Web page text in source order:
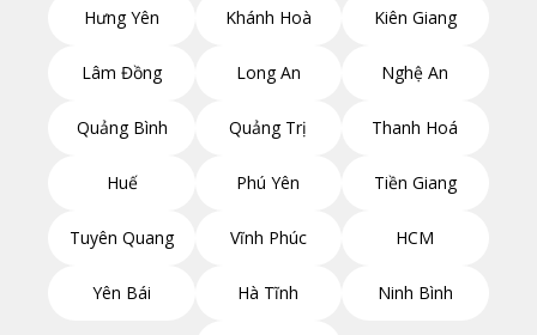
Hưng Yên Khánh Hoà Kiên Giang
Lâm Đồng Long An Nghệ An
Quảng Bình Quảng Trị Thanh Hoá
Huế Phú Yên Tiền Giang
Tuyên Quang Vĩnh Phúc HCM
Yên Bái Hà Tĩnh Ninh Bình